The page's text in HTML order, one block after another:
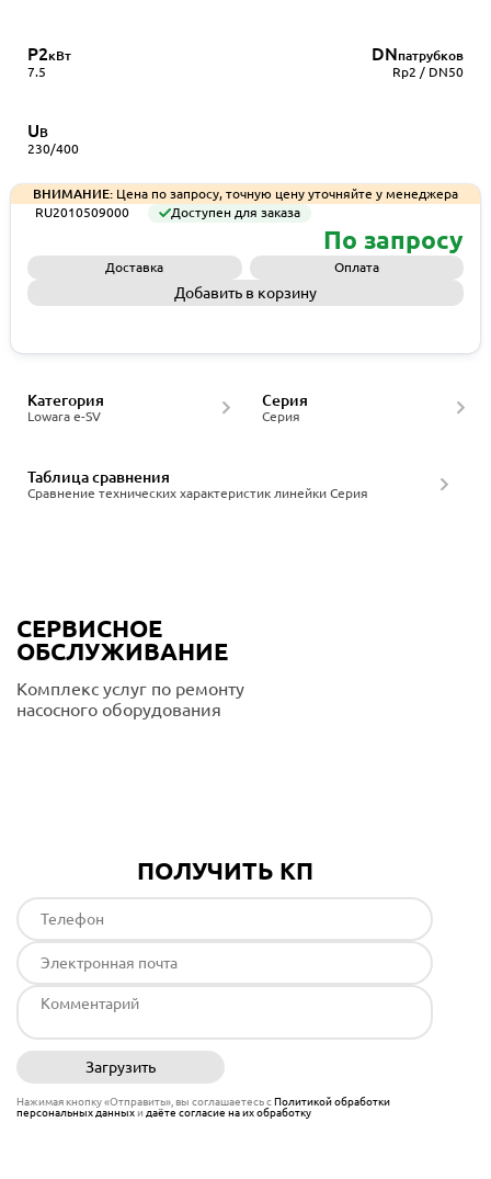
P2кВт
7.5
DNпатрубков
Rp2 / DN50
UВ
230/400
ВНИМАНИЕ: Цена по запросу, точную цену уточняйте у менеджера
RU2010509000
Доступен для заказа
По запросу
Доставка Оплата
Добавить в корзину
Lowara e-SV
Категория
Серия
Серия
Сравнение технических характеристик линейки Серия
Таблица сравнения
СЕРВИСНОЕ
ОБСЛУЖИВАНИЕ
Комплекс услуг по ремонту
насосного оборудования
ПОЛУЧИТЬ КП
Загрузить
Нажимая кнопку «Отправить», вы соглашаетесь сПолитикой обработки
персональных данныхи даёте согласие на их обработку